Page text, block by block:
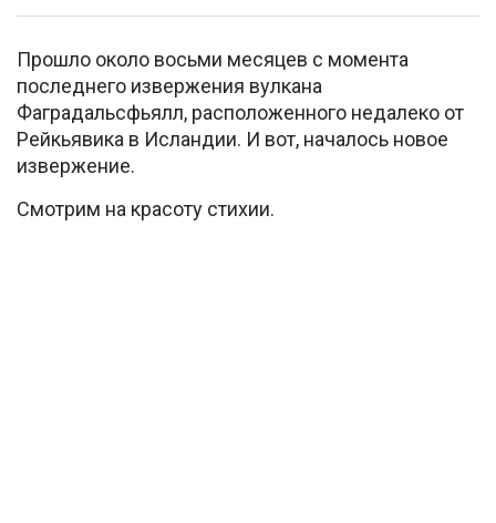
Прошло около восьми месяцев с момента
последнего извержения вулкана
Фаградальсфьялл, расположенного недалеко от
Рейкьявика в Исландии. И вот, началось новое
извержение.
Смотрим на красоту стихии.